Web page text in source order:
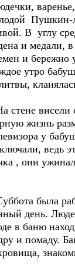
Пушкин-
В углу
и медали,
и бережно
утро
стене висели
жизнь
у
ведь
, они
была
день.
в баню
и помаду.